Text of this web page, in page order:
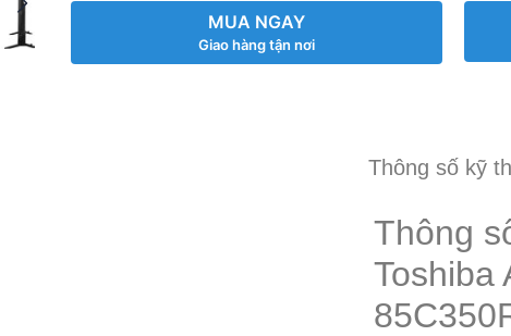
MUA NGAY
Giao hàng tận nơi
Thông số kỹ
Thông
Toshiba